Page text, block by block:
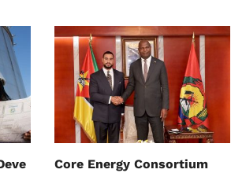
Core Energy Consortium